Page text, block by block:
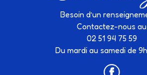
Besoin d’un
Contactez-nous au
02 51 94 75 59
Du mardi au samedi de